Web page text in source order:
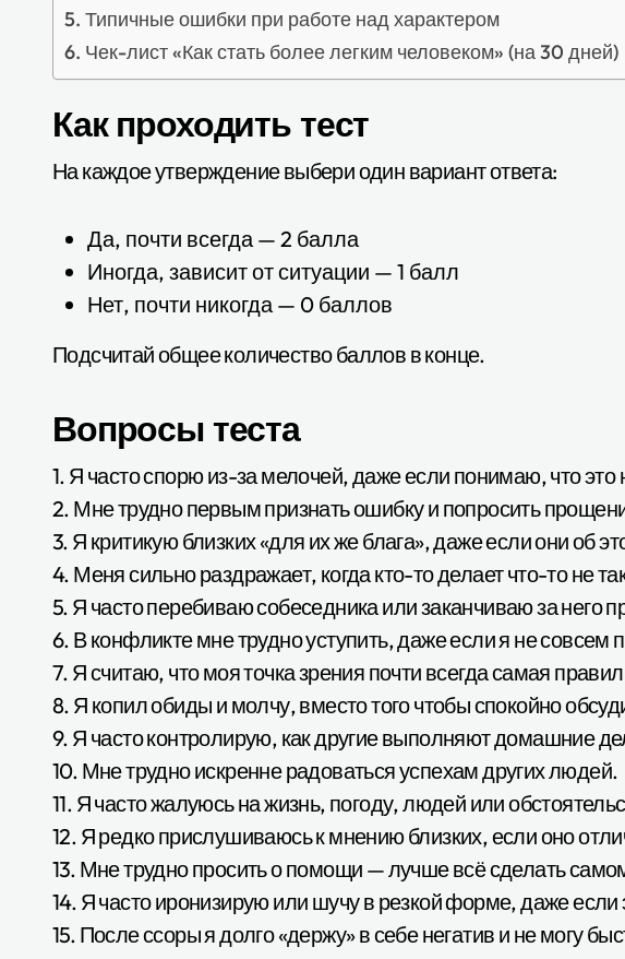
Типичные ошибки при работе над характером
Чек-лист «Как стать более легким человеком» (на 30 дней)
Как проходить тест
На каждое утверждение выбери один вариант ответа:
Да, почти всегда — 2 балла
Иногда, зависит от ситуации — 1 балл
Нет, почти никогда — 0 баллов
Подсчитай общее количество баллов в конце.
Вопросы теста
1. Я часто спорю из-за мелочей, даже если понимаю, что
2. Мне трудно первым признать ошибку и попросить
3. Я критикую близких «для их же блага», даже если они об
4. Меня сильно раздражает, когда кто-то делает что-то не
5. Я часто перебиваю собеседника или заканчиваю за него
6. В конфликте мне трудно уступить, даже если я не совсем
7. Я считаю, что моя точка зрения почти всегда самая
8. Я копил обиды и молчу, вместо того чтобы спокойно
9. Я часто контролирую, как другие выполняют домашние
10. Мне трудно искренне радоваться успехам других людей.
11. Я часто жалуюсь на жизнь, погоду, людей или
12. Я редко прислушиваюсь к мнению близких, если оно
13. Мне трудно просить о помощи — лучше всё сделать
14. Я часто иронизирую или шучу в резкой форме, даже если
15. После ссоры я долго «держу» в себе негатив и не могу